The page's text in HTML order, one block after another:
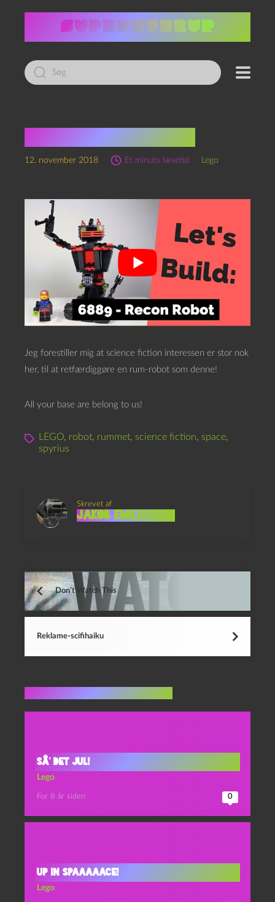
Led
efter:
12. november 2018 Et minuts læsetid Lego
Jeg forestiller mig at science fiction interessen er stor nok
her, til at retfærdiggøre en rum-robot som denne!
All your base are belong to us!
LEGO, robot, rummet, science fiction, space,
spyrius
Skrevet af
Jakob Emiliussen
Don’t Watch This
Reklame-scifihaiku
Så’ det jul!
Lego
For 8 år siden 0
Up in spaaaaace!
Lego